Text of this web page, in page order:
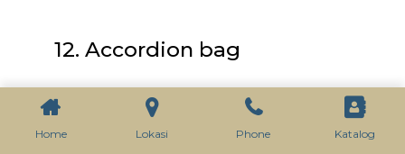
12. Accordion bag
Seperti namanya, tas kuliah satu ini
Home Lokasi Phone Katalog